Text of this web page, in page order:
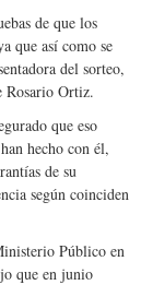
de que los
que así como se
del sorteo,
Rosario Ortiz.
que eso
hecho con él,
de su
según coinciden
Público en
que en junio